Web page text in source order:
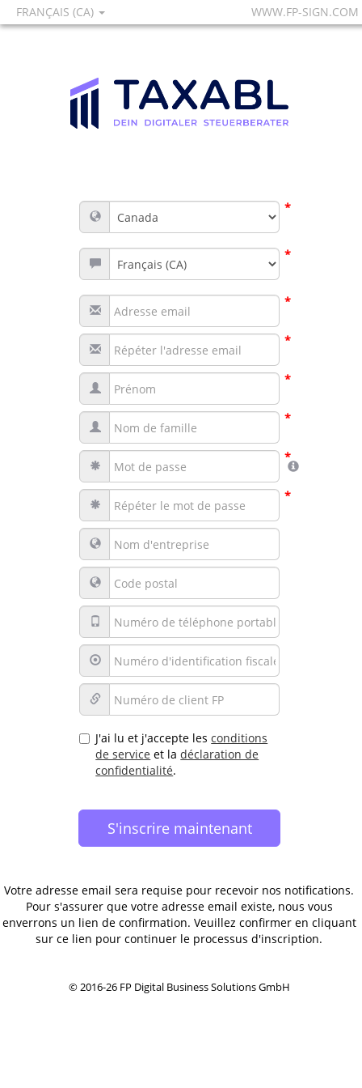
FRANÇAIS (CA) WWW.FP-SIGN.COM
*
*
*
*
*
*
*
*
J'ai lu et j'accepte lesconditions
de service et ladéclaration de
confidentialité.
Votre adresse email sera requise pour recevoir nos notifications.
Pour s'assurer que votre adresse email existe, nous vous
enverrons un lien de confirmation. Veuillez confirmer en cliquant
sur ce lien pour continuer le processus d'inscription.
© 2016-26 FP Digital Business Solutions GmbH